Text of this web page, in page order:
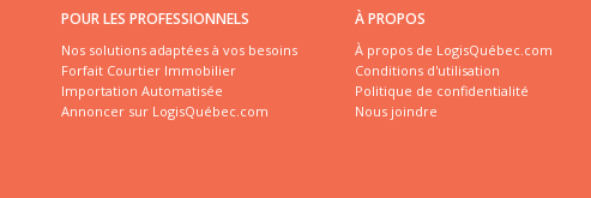
POUR LES PROFESSIONNELS
Nos solutions adaptées à vos besoins
Forfait Courtier Immobilier
Importation Automatisée
Annoncer sur LogisQuébec.com
À PROPOS
À propos de LogisQuébec.com
Conditions d'utilisation
Politique de confidentialité
Nous joindre